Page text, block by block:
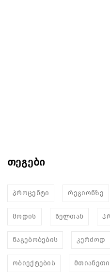
თეგები
პროცენტი რეგიონზე
მოდის წელთან
ნაგებობების კერძოდ
ობიექტების